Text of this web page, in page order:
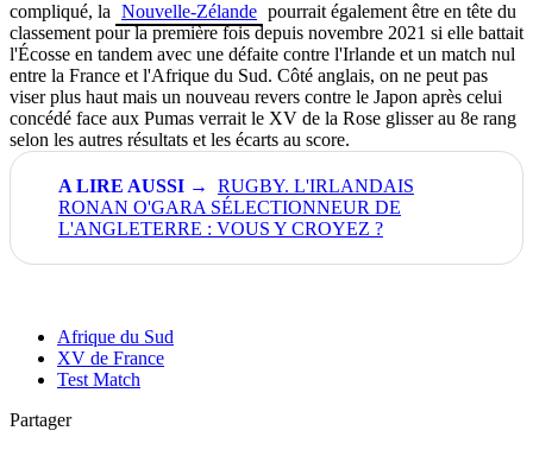
compliqué, la Nouvelle-Zélande pourrait également être en tête du
classement pour la première fois depuis novembre 2021 si elle battait
l'Écosse en tandem avec une défaite contre l'Irlande et un match nul
entre la France et l'Afrique du Sud. Côté anglais, on ne peut pas
viser plus haut mais un nouveau revers contre le Japon après celui
concédé face aux Pumas verrait le XV de la Rose glisser au 8e rang
selon les autres résultats et les écarts au score.
RUGBY. L'IRLANDAIS
RONAN O'GARA SÉLECTIONNEUR DE
L'ANGLETERRE : VOUS Y CROYEZ ?
Afrique du Sud
XV de France
Test Match
Partager